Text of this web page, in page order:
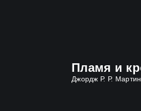
Джордж Р. Р. Мартин